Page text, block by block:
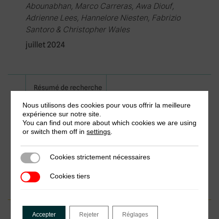
Abounabhan, Marco Carreras, Awa Diouf,
Adrienne Lees, Hannelore Niesten, Fabrizio
Santoro & Christopher Wales
juillet 2024
Résumé de recherche
Services électroniques et conformité
fiscale : l’expérience des petites et
moyennes entreprises au Burkina Faso
Fabrizio Santoro, Awa Diouf & Kèrabouro Pale
octobre 2024
Document de travail
Nous utilisons des cookies pour vous offrir la meilleure
expérience sur notre site.
You can find out more about which cookies we are using
or switch them off insettings
Cookies strictement nécessaires
Cookies strictement nécessaires
Cookies tiersCookies tiers
Accepter Rejeter Réglages